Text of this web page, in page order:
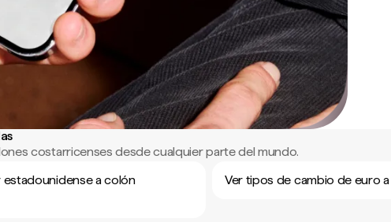
costarricenses desde cualquier parte del mundo.
a colón
Ver tipos de cambio de euro